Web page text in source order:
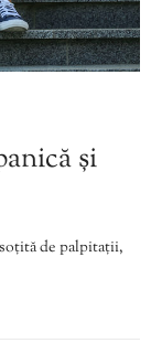
și
de palpitații,